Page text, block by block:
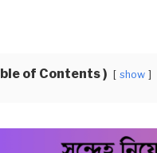
of Contents ) show